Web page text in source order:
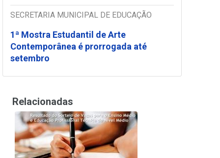
SECRETARIA MUNICIPAL DE EDUCAÇÃO
1ª Mostra Estudantil de Arte
Contemporânea é prorrogada até
setembro
Relacionadas